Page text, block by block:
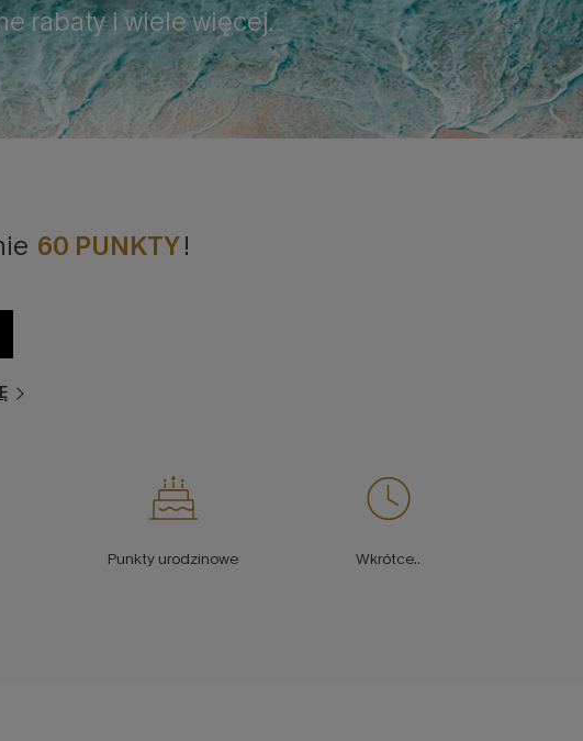
rabaty i wiele więcej.
60 PUNKTY!
Punkty urodzinowe Wkrótce..